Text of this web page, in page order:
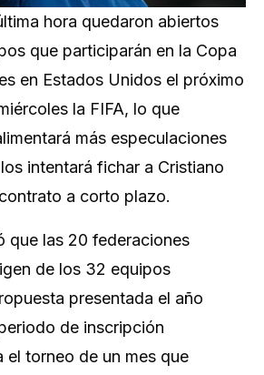
hora quedaron abiertos
que participarán en la Copa
en Estados Unidos el próximo
la FIFA, lo que
más especulaciones
intentará fichar a Cristiano
a corto plazo.
que las 20 federaciones
de los 32 equipos
presentada el año
de inscripción
el torneo de un mes que